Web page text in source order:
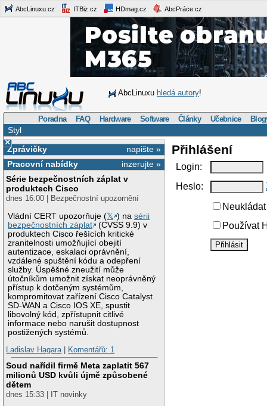
AbcLinuxu.cz ITBiz.cz HDmag.cz AbcPráce.cz
AbcLinuxu hledá autory!
Poradna FAQ Hardware Software Články Učebnice
Styl
×
napište »
Zprávičky
inzerujte »
Pracovní nabídky
Série bezpečnostních záplat v
produktech Cisco
dnes 16:00 | Bezpečnostní upozornění
Vládní CERT upozorňuje (𝕏 ) nasérii
bezpečnostních záplat
(CVSS 9.9) v
produktech Cisco řešících kritické
zranitelnosti umožňující obejití
autentizace, eskalaci oprávnění,
vzdálené spuštění kódu a odepření
služby. Úspěšné zneužití může
útočníkům umožnit získat neoprávněný
přístup k dotčeným systémům,
kompromitovat zařízení Cisco Catalyst
SD-WAN a Cisco IOS XE, spustit
libovolný kód, zpřístupnit citlivé
informace nebo narušit dostupnost
postižených systémů.
Ladislav Hagara| Komentářů: 1
Soud nařídil firmě Meta zaplatit 567
milionů USD kvůli újmě způsobené
dětem
dnes 15:33 | IT novinky
Přihlášení
Login:
Heslo:
Používat